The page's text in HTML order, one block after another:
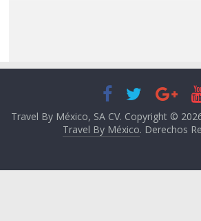
Travel By México, SA CV. Copyright ©
Travel By México. Derechos